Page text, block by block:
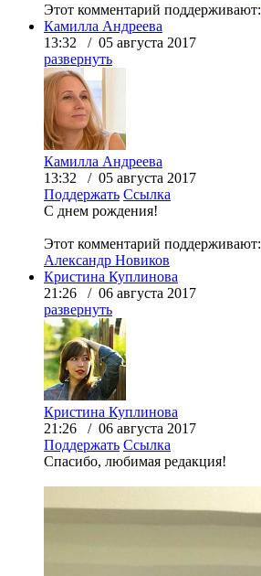
Этот комментарий поддерживают:
Камилла Андреева
13:32 / 05 августа 2017
развернуть
Камилла Андреева
13:32 / 05 августа 2017
Поддержать Ссылка
С днем рождения!
Этот комментарий поддерживают:
Александр Новиков
Кристина Куплинова
21:26 / 06 августа 2017
развернуть
Кристина Куплинова
21:26 / 06 августа 2017
Поддержать Ссылка
Спасибо, любимая редакция!